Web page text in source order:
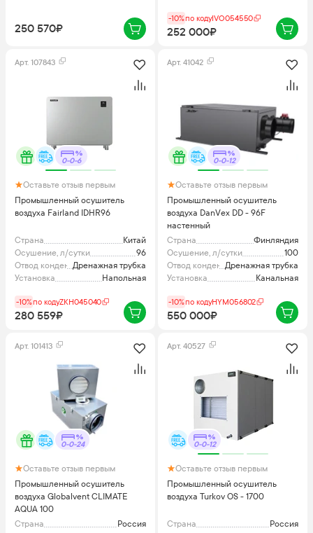
250 570₽
-10%по кодуIVO054550
252 000₽
Арт. 107843
0-0-6
Оставьте отзыв первым
Промышленный осушитель
воздуха Fairland IDHR96
Страна
Китай
Осушение, л/сутки
96
Отвод конденсатаДренажная трубка
Установка
Напольная
-10%по кодуZKH045040
280 559₽
Арт. 41042
0-0-12
Оставьте отзыв первым
Промышленный осушитель
воздуха DanVex DD - 96F
настенный
Страна
Финляндия
Осушение, л/сутки
100
Отвод конденсатаДренажная трубка
Установка
Канальная
-10%по кодуHYM056802
550 000₽
Арт. 101413
0-0-24
Оставьте отзыв первым
Промышленный осушитель
воздуха Globalvent CLIMATE
AQUA 100
Страна
Россия
Арт. 40527
0-0-12
Оставьте отзыв первым
Промышленный осушитель
воздуха Turkov OS - 1700
Страна
Россия